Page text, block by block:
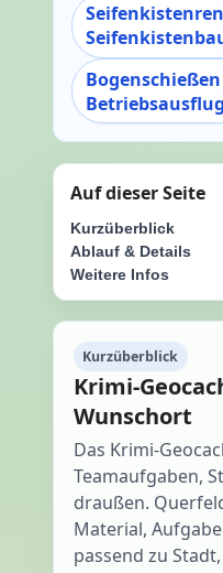
Kurzüberblick
Krimi-
Wunschort
Das Krimi-
Teamaufgaben,
draußen.
Material,
passend zu
Betriebsausflug
Auf dieser Seite
Kurzüberblick
Ablauf & Details
Weitere Infos